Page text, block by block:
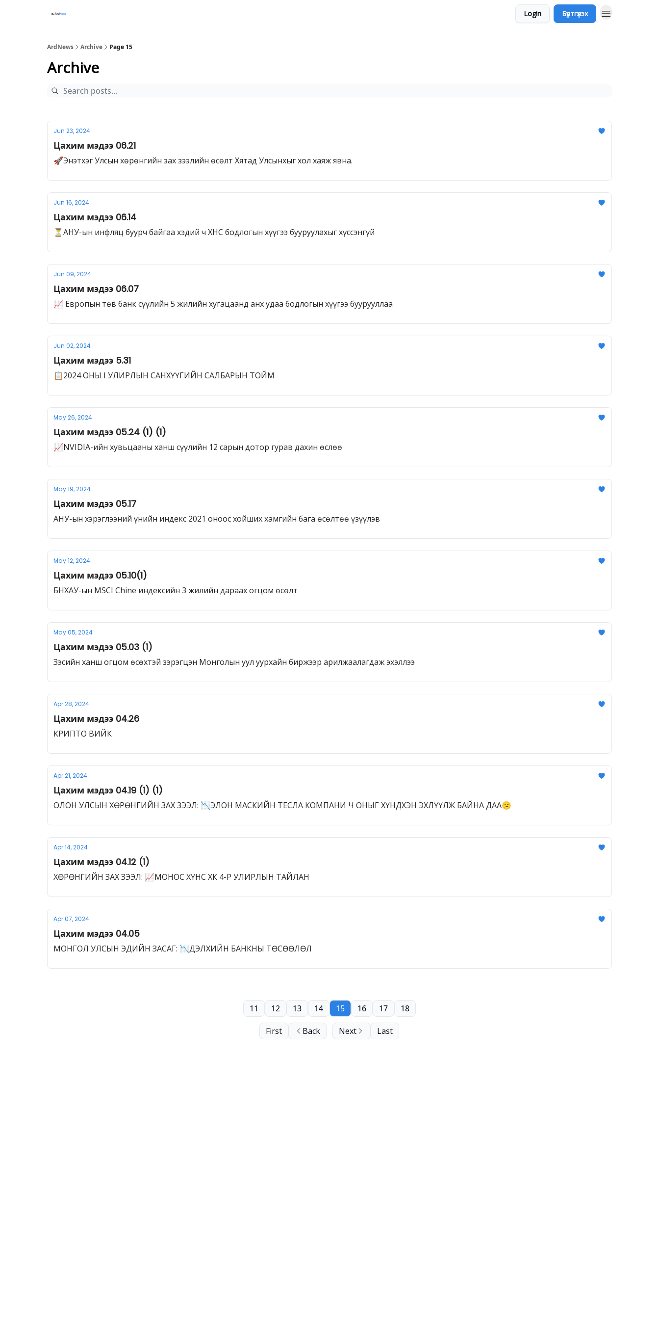
Login Бүртгүүлэх
ArdNews Archive Page 15
Archive
Jun 23, 2024
Цахим мэдээ 06.21
🚀Энэтхэг Улсын хөрөнгийн зах зээлийн өсөлт Хятад Улсынхыг хол хаяж явна.
Jun 16, 2024
Цахим мэдээ 06.14
⏳АНУ-ын инфляц буурч байгаа хэдий ч ХНС бодлогын хүүгээ бууруулахыг хүссэнгүй
Jun 09, 2024
Цахим мэдээ 06.07
📈 Европын төв банк сүүлийн 5 жилийн хугацаанд анх удаа бодлогын хүүгээ буурууллаа
Jun 02, 2024
Цахим мэдээ 5.31
📋2024 ОНЫ I УЛИРЛЫН САНХҮҮГИЙН САЛБАРЫН ТОЙМ
May 26, 2024
Цахим мэдээ 05.24 (1) (1)
📈NVIDIA-ийн хувьцааны ханш сүүлийн 12 сарын дотор гурав дахин өслөө
May 19, 2024
Цахим мэдээ 05.17
АНУ-ын хэрэглээний үнийн индекс 2021 оноос хойших хамгийн бага өсөлтөө үзүүлэв
May 12, 2024
Цахим мэдээ 05.10(1)
БНХАУ-ын MSCI Chine индексийн 3 жилийн дараах огцом өсөлт
May 05, 2024
Цахим мэдээ 05.03 (1)
Зэсийн ханш огцом өсөхтэй зэрэгцэн Монголын уул уурхайн биржээр арилжаалагдаж эхэллээ
Apr 28, 2024
Цахим мэдээ 04.26
КРИПТО ВИЙК
Apr 21, 2024
Цахим мэдээ 04.19 (1) (1)
ОЛОН УЛСЫН ХӨРӨНГИЙН ЗАХ ЗЭЭЛ: 📉ЭЛОН МАСКИЙН ТЕСЛА КОМПАНИ Ч ОНЫГ ХҮНДХЭН ЭХЛҮҮЛЖ БАЙНА ДАА😕
Apr 14, 2024
Цахим мэдээ 04.12 (1)
ХӨРӨНГИЙН ЗАХ ЗЭЭЛ: 📈МОНОС ХҮНС ХК 4-Р УЛИРЛЫН ТАЙЛАН
Apr 07, 2024
Цахим мэдээ 04.05
МОНГОЛ УЛСЫН ЭДИЙН ЗАСАГ: 📉ДЭЛХИЙН БАНКНЫ ТӨСӨӨЛӨЛ
First Back
11 12 13 14 15 16 17 18
Next Last